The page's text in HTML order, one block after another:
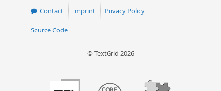
Contact Imprint Privacy Policy
Source Code
© TextGrid 2026